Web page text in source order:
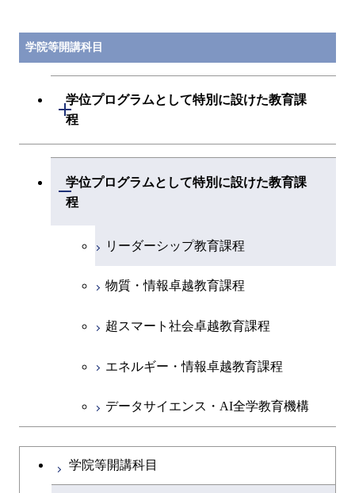
学院等開講科目
学位プログラムとして特別に設けた教育課
程
開閉
(学士)
学位プログラムとして特別に設けた教育課
程
開閉
リーダーシップ教育課程
物質・情報卓越教育課程
超スマート社会卓越教育課程
エネルギー・情報卓越教育課程
データサイエンス・AI全学教育機構
学院等開講科目